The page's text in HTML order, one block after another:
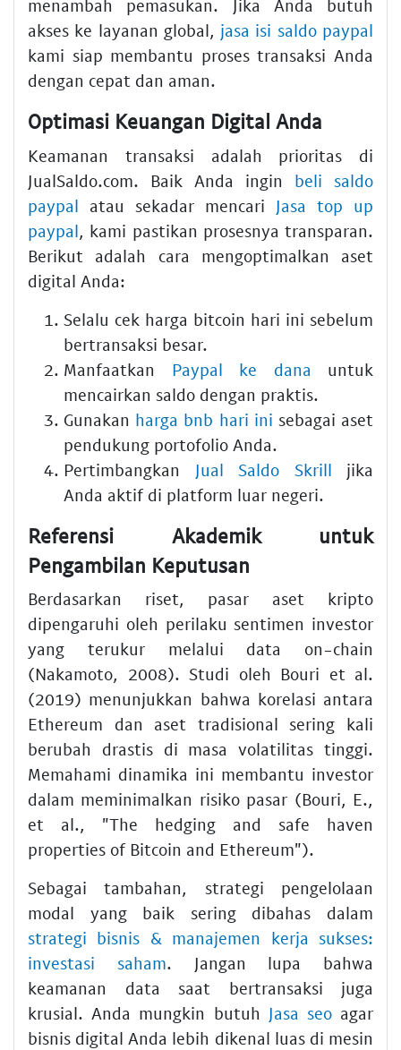
menambah pemasukan. Jika Anda butuh
akses ke layanan global, jasa isi saldo paypal
kami siap membantu proses transaksi Anda
dengan cepat dan aman.
Optimasi Keuangan Digital Anda
Keamanan transaksi adalah prioritas di
JualSaldo.com. Baik Anda ingin beli saldo
paypal atau sekadar mencari Jasa top up
paypal, kami pastikan prosesnya transparan.
Berikut adalah cara mengoptimalkan aset
digital Anda:
Selalu cek harga bitcoin hari ini sebelum
bertransaksi besar.
Manfaatkan Paypal ke dana untuk
mencairkan saldo dengan praktis.
Gunakan harga bnb hari ini sebagai aset
pendukung portofolio Anda.
Pertimbangkan Jual Saldo Skrill jika
Anda aktif di platform luar negeri.
Referensi Akademik untuk
Pengambilan Keputusan
Berdasarkan riset, pasar aset kripto
dipengaruhi oleh perilaku sentimen investor
yang terukur melalui data on-chain
(Nakamoto, 2008). Studi oleh Bouri et al.
(2019) menunjukkan bahwa korelasi antara
Ethereum dan aset tradisional sering kali
berubah drastis di masa volatilitas tinggi.
Memahami dinamika ini membantu investor
dalam meminimalkan risiko pasar (Bouri, E.,
et al., "The hedging and safe haven
properties of Bitcoin and Ethereum").
Sebagai tambahan, strategi pengelolaan
modal yang baik sering dibahas dalam
strategi bisnis & manajemen kerja sukses:
investasi saham. Jangan lupa bahwa
keamanan data saat bertransaksi juga
krusial. Anda mungkin butuh Jasa seoagar
bisnis digital Anda lebih dikenal luas di mesin